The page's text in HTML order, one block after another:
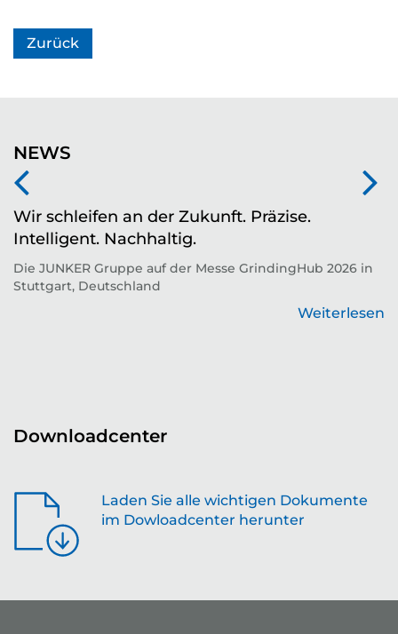
Zurück
NEWS
Wir schleifen an der Zukunft. Präzise.
Intelligent. Nachhaltig.
Die JUNKER Gruppe auf der Messe GrindingHub 2026 in
Stuttgart, Deutschland
Weiterlesen
Downloadcenter
Laden Sie alle wichtigen Dokumente
im Dowloadcenter herunter